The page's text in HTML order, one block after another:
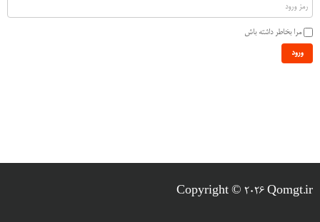
مرا بخاطر داشته باش
ورود
Copyright © 2026 Qomgt.ir